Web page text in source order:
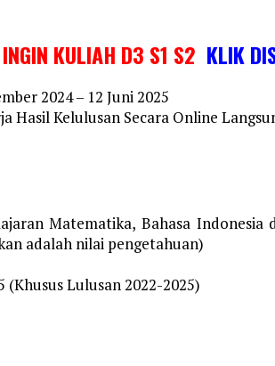
KULIAH D3 S1 S2 KLIK
2024 – 12 Juni 2025
Hasil Kelulusan Secara Online
Matematika, Bahasa Indonesia
adalah nilai pengetahuan)
(Khusus Lulusan 2022-2025)